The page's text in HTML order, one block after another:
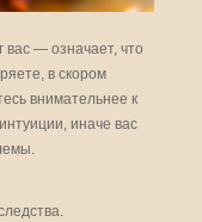
вас — означает, что
в скором
внимательнее к
иначе вас